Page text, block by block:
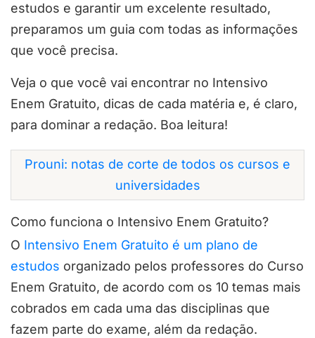
estudos e garantir um excelente resultado,
preparamos um guia com todas as informações
que você precisa.
Veja o que você vai encontrar no Intensivo
Enem Gratuito, dicas de cada matéria e, é claro,
para dominar a redação. Boa leitura!
Prouni: notas de corte de todos os cursos e
universidades
Como funciona o Intensivo Enem Gratuito?
O Intensivo Enem Gratuito é um plano de
estudos organizado pelos professores do Curso
Enem Gratuito, de acordo com os 10 temas mais
cobrados em cada uma das disciplinas que
fazem parte do exame, além da redação.